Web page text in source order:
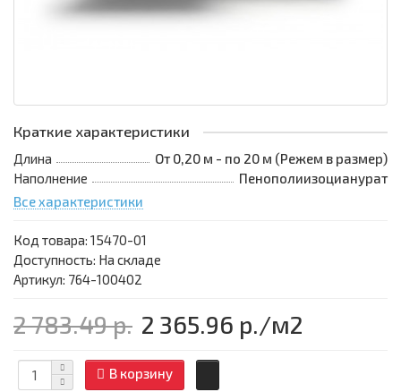
Краткие характеристики
Длина
От 0,20 м - по 20 м (Режем в размер)
Наполнение
Пенополиизоцианурат
Все характеристики
Код товара: 15470-01
Доступность: На складе
Артикул: 764-100402
2 783.49 р. 2 365.96 р./м2
В корзину